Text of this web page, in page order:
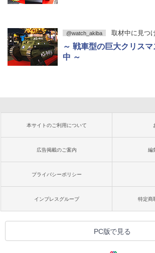
@watch_akiba 取材中に見つ
～ 戦車型の巨大クリス
中 ～
本サイトのご利用について
広告掲載のご案内 編
プライバシーポリシー
インプレスグループ 特定商
PC版で見る